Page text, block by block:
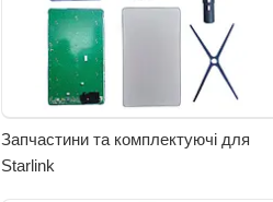
Запчастини та комплектуючі для
Starlink